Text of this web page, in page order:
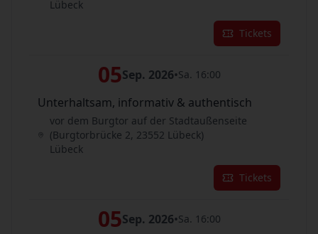
Lübeck
Tickets
05Sep. 2026•Sa. 16:00
Unterhaltsam, informativ & authentisch
vor dem Burgtor auf der Stadtaußenseite
(Burgtorbrücke 2, 23552 Lübeck)
Lübeck
Tickets
05Sep. 2026•Sa. 16:00